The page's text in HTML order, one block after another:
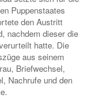
Puppenstaates
den Austritt
nachdem dieser die
hatte. Die
aus seinem
Briefwechsel,
Nachrufe und den